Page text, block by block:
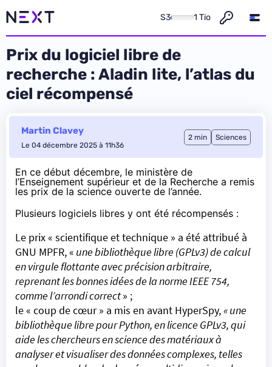
S3 1 Tio
Prix du logiciel libre de
recherche : Aladin lite, l’atlas du
ciel récompensé
Martin Clavey
Le 04 décembre 2025 à 11h36
2 min Sciences
En ce début décembre, le ministère de
l’Enseignement supérieur et de la Recherche a remis
les prix de la science ouverte de l’année.
Plusieurs logiciels libres y ont été récompensés :
Le prix « scientifique et technique » a été attribué à
GNU MPFR, « une bibliothèque libre (GPLv3) de calcul
en virgule flottante avec précision arbitraire,
reprenant les bonnes idées de la norme IEEE 754,
comme l’arrondi correct» ;
le « coup de cœur » a mis en avant HyperSpy,« une
bibliothèque libre pour Python, en licence GPLv3, qui
aide les chercheurs en science des matériaux à
analyser et visualiser des données complexes, telles